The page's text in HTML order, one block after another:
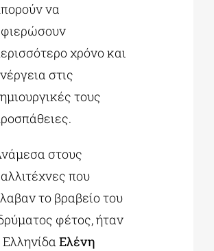
να
χρόνο και
στις
τους
στους
που
το βραβείο του
φέτος, ήταν
Ελληνίδα Ελένη